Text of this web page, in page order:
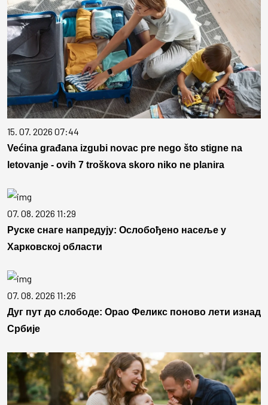
15. 07. 2026 07:44
Većina građana izgubi novac pre nego što stigne na
letovanje - ovih 7 troškova skoro niko ne planira
07. 08. 2026 11:29
Руске снаге напредују: Ослобођено насеље у
Харковској области
07. 08. 2026 11:26
Дуг пут до слободе: Орао Феликс поново лети изнад
Србије